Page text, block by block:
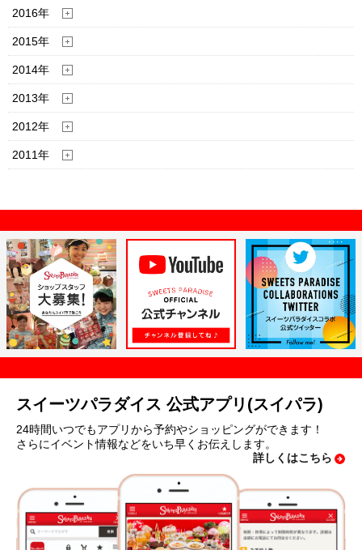
2016年
2015年
2014年
2013年
2012年
2011年
スイーツパラダイス 公式アプリ(スイパラ)
24時間いつでもアプリから予約やショッピングができます！
さらにイベント情報などをいち早くお伝えします。
詳しくはこちら